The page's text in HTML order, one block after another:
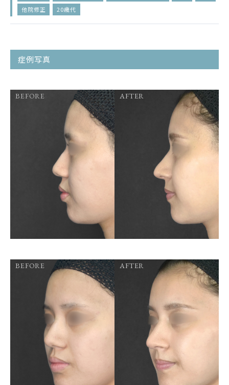
他院修正
20歳代
症例写真
BEFORE AFTER
BEFORE AFTER